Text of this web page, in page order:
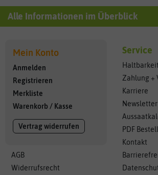
Alle Informationen im Überblick
Mein Konto
Anmelden
Registrieren
Merkliste
Warenkorb / Kasse
Vertrag widerrufen
AGB
Widerrufsrecht
Service
Haltbarkeit
Zahlung +
Karriere
Newsletter
PDF
Kontakt